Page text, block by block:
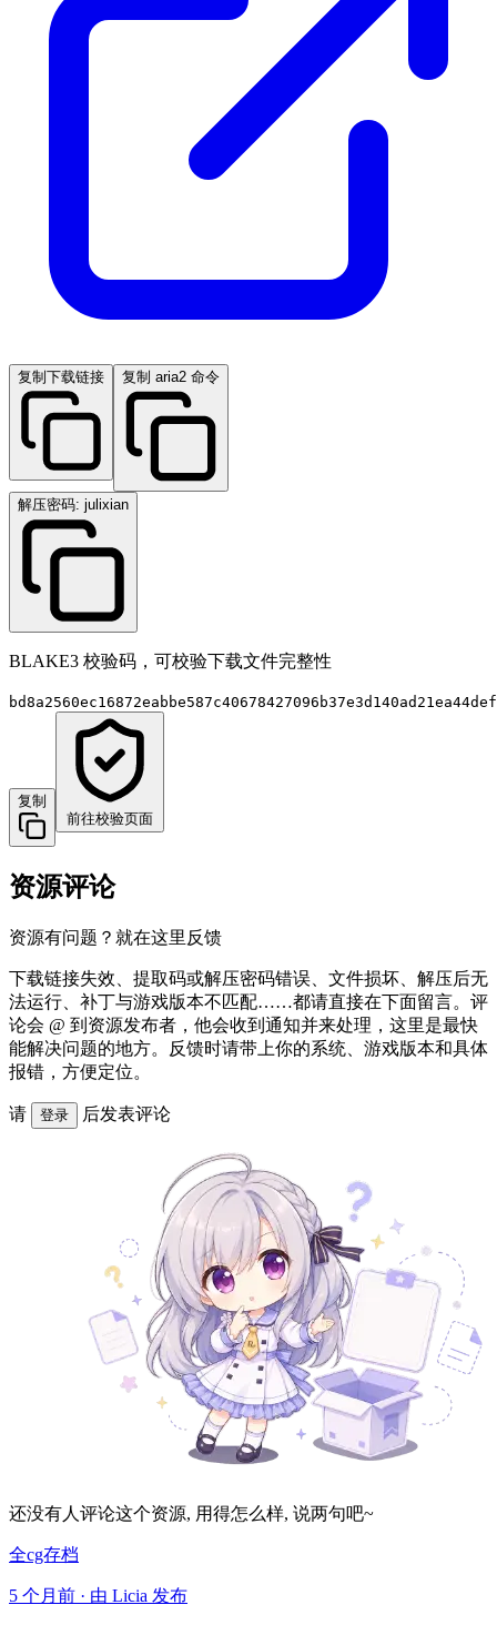
复制下载链接 复制 aria2 命令
解压密码: julixian
BLAKE3 校验码，可校验下载文件完整性
复制
前往校验页面
资源评论
资源有问题？就在这里反馈
下载链接失效、提取码或解压密码错误、文件损坏、解压后无
法运行、补丁与游戏版本不匹配……都请直接在下面留言。评
论会 @ 到资源发布者，他会收到通知并来处理，这里是最快
能解决问题的地方。反馈时请带上你的系统、游戏版本和具体
报错，方便定位。
请 登录 后发表评论
还没有人评论这个资源, 用得怎么样, 说两句吧~
全cg存档
5 个月前 · 由 Licia 发布